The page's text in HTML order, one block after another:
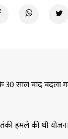
साल बाद बदला
हमले की थी